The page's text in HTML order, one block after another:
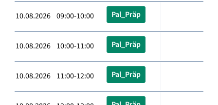
10.08.2026 09:00-10:00 Pal_Präp
10.08.2026 10:00-11:00 Pal_Präp
10.08.2026 11:00-12:00 Pal_Präp